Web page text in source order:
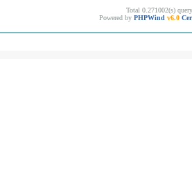
Total 0.271002(s)
Powered by PHPWind v6.0